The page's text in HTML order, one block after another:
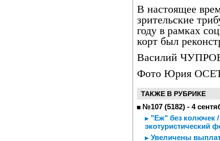
В настоящее
зрительские
году в рамках
корт был
Василий
Фото Юрия
ТАКЖЕ В РУБРИКЕ
№107 (5182) - 4
"Еж" без колючек
экотуристический
Увеличены